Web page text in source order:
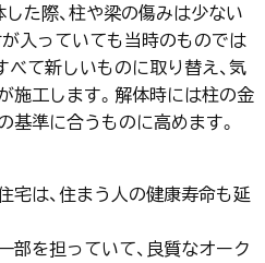
た際、柱や梁の傷みは少ない
入っていても当時のものでは
て新しいものに取り替え、気
施工します。解体時には柱の金
準に合うものに高めます。
宅は、住まう人の健康寿命も延
部を担っていて、良質なオーク